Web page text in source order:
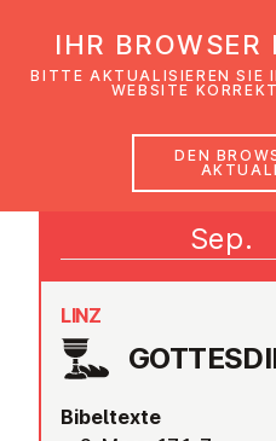
LINZ
Bibeltexte
27
Sep.
IHR BROWSER
BITTE AKTUALISIEREN SIE
WEBSITE
DEN